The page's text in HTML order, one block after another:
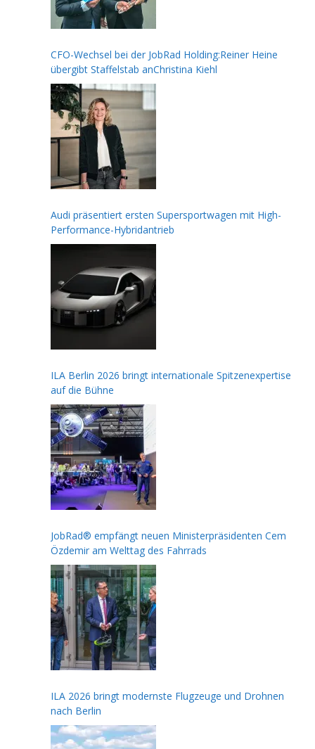
CFO-Wechsel bei der JobRad Holding:Reiner Heine
übergibt Staffelstab anChristina Kiehl
Audi präsentiert ersten Supersportwagen mit High-
Performance-Hybridantrieb
ILA Berlin 2026 bringt internationale Spitzenexpertise
auf die Bühne
JobRad® empfängt neuen Ministerpräsidenten Cem
Özdemir am Welttag des Fahrrads
ILA 2026 bringt modernste Flugzeuge und Drohnen
nach Berlin